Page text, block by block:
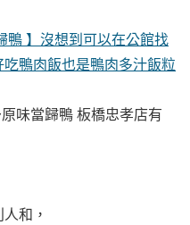
鴨 】沒想到可以在公館找
鴨肉飯也是鴨肉多汁飯粒
味當歸鴨 板橋忠孝店有
和，